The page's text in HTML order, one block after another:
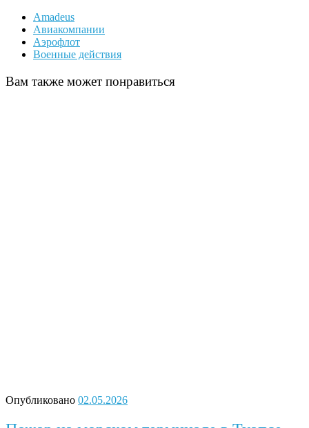
Amadeus
Авиакомпании
Аэрофлот
Военные действия
Вам также может понравиться
Опубликовано 02.05.2026